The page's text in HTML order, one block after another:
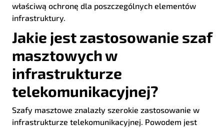
właściwą ochronę dla poszczególnych elementów
infrastruktury.
Jakie jest zastosowanie szaf
masztowych w
infrastrukturze
telekomunikacyjnej?
Szafy masztowe znalazły szerokie zastosowanie w
infrastrukturze telekomunikacyjnej. Powodem jest